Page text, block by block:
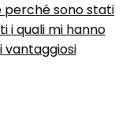
perché sono stati
i quali mi hanno
vantaggiosi